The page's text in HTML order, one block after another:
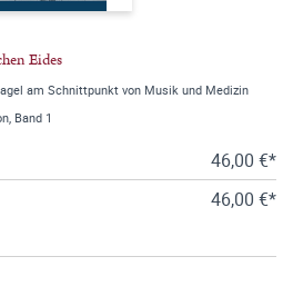
Eides
am Schnittpunkt von Musik und Medizin
Band 1
46,00 €*
46,00 €*